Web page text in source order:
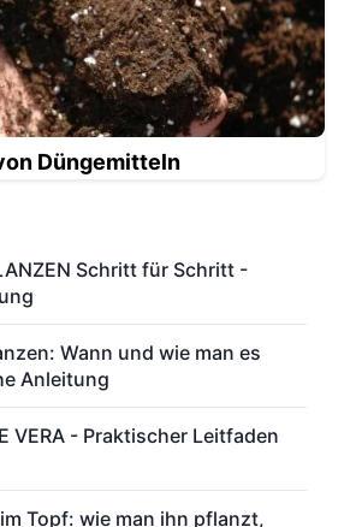
Düngemitteln
Schritt für Schritt -
Wann und wie man es
Anleitung
VERA - Praktischer Leitfaden
im Topf: wie man ihn pflanzt,